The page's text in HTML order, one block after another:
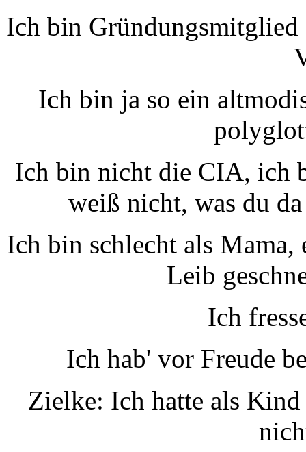
Ich bin Gründungsmitglied
Ich bin ja so ein
Ich bin nicht die CIA, ich
weiß nicht, was du
Ich bin schlecht als Mama,
Leib
Ich
Ich hab' vor Freude
Zielke: Ich hatte als